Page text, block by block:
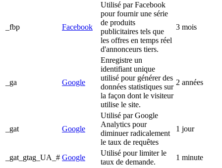
_fbp Facebook
Utilisé par Facebook
pour fournir une série
de produits
publicitaires tels que
les offres en temps réel
d'annonceurs tiers.
3 mois
_ga Google
Enregistre un
identifiant unique
utilisé pour générer des
données statistiques sur
la façon dont le visiteur
utilise le site.
2 années
_gat Google
Utilisé par Google
Analytics pour
diminuer radicalement
le taux de requêtes
1 jour
_gat_gtag_UA_# Google
Utilisé pour limiter le
taux de demande.
1 minute